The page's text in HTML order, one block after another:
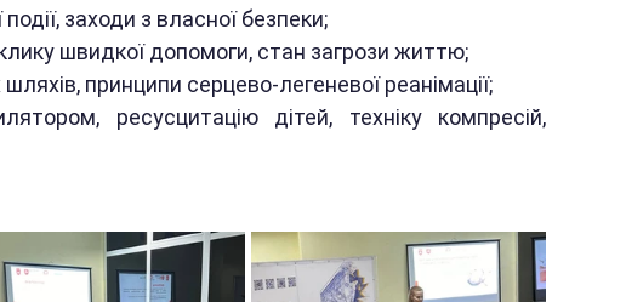
заходи з власної безпеки;
швидкої допомоги, стан загрози життю;
принципи серцево-легеневої реанімації;
ресусцитацію дітей, техніку компресій,